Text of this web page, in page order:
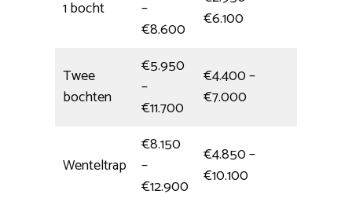
1 bocht
–
€8.600
€6.100
Twee
bochten
€5.950
–
€11.700
€4.400 –
€7.000
Wenteltrap
€8.150
–
€12.900
€4.850 –
€10.100